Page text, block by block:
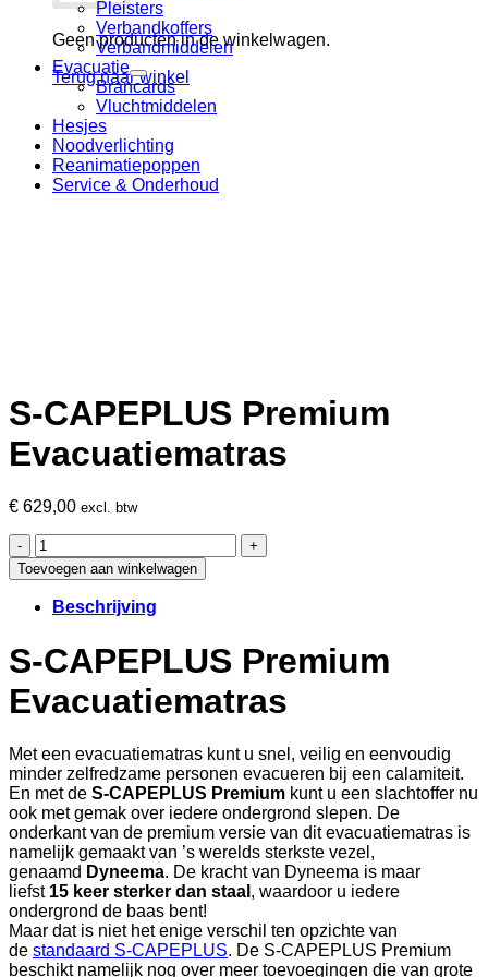
Geen producten in de winkelwagen.
Terug naar winkel
Pleisters
Verbandkoffers
Verbandmiddelen
Evacuatie
Brancards
Vluchtmiddelen
Hesjes
Noodverlichting
Reanimatiepoppen
Service & Onderhoud
S-CAPEPLUS Premium
Evacuatiematras
€ 629,00 excl. btw
S-
CAPEPLUS
Premium
Evacuatiematras
aantal
Toevoegen aan winkelwagen
Beschrijving
S-CAPEPLUS Premium
Evacuatiematras
Met een evacuatiematras kunt u snel, veilig en eenvoudig
minder zelfredzame personen evacueren bij een calamiteit.
En met de S-CAPEPLUS Premium kunt u een slachtoffer nu
ook met gemak over iedere ondergrond slepen. De
onderkant van de premium versie van dit evacuatiematras is
namelijk gemaakt van ’s werelds sterkste vezel,
genaamd Dyneema. De kracht van Dyneema is maar
liefst 15 keer sterker dan staal , waardoor u iedere
ondergrond de baas bent!
Maar dat is niet het enige verschil ten opzichte van
de standaard S-CAPEPLUS. De S-CAPEPLUS Premium
beschikt namelijk nog over meer toevoegingen die van grote